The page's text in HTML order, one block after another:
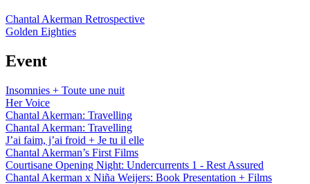
Chantal Akerman Retrospective
Golden Eighties
Event
Insomnies + Toute une nuit
Her Voice
Chantal Akerman: Travelling
Chantal Akerman: Travelling
J’ai faim, j’ai froid + Je tu il elle
Chantal Akerman’s First Films
Courtisane Opening Night: Undercurrents 1 - Rest Assured
Chantal Akerman x Niña Weijers: Book Presentation + Films